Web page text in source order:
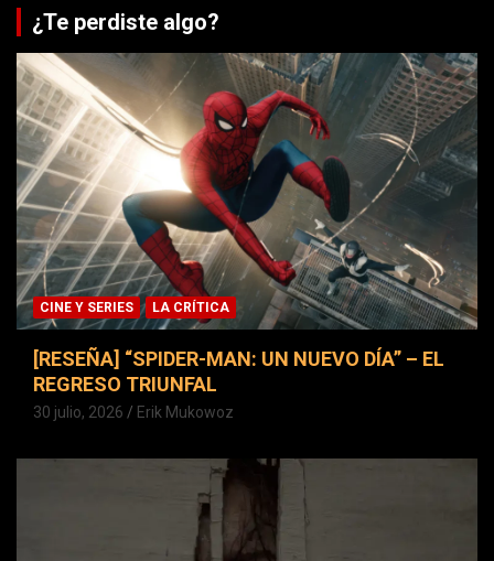
¿Te perdiste algo?
CINE Y SERIES LA CRÍTICA
[RESEÑA] “SPIDER-MAN: UN NUEVO DÍA” – EL
REGRESO TRIUNFAL
30 julio, 2026 Erik Mukowoz